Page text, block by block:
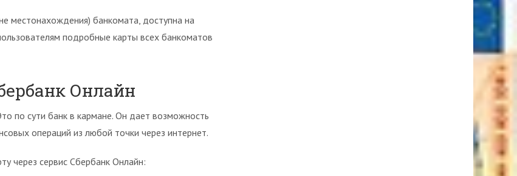
местонахождения) банкомата, доступна на
подробные карты всех банкоматов
Онлайн
по сути банк в кармане. Он дает возможность
операций из любой точки через интернет.
через сервис Сбербанк Онлайн: